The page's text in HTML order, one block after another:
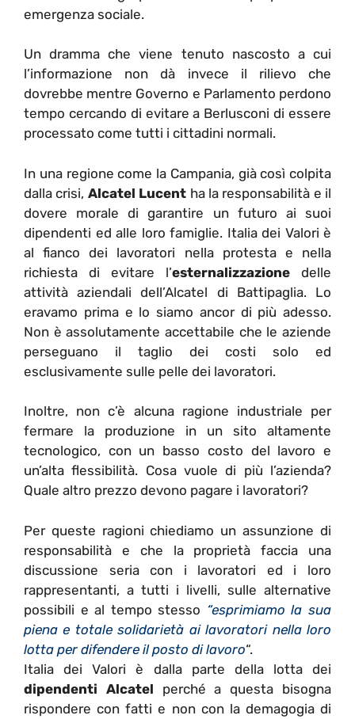
emergenza sociale.
Un dramma che viene tenuto nascosto a cui
l’informazione non dà invece il rilievo che
dovrebbe mentre Governo e Parlamento perdono
tempo cercando di evitare a Berlusconi di essere
processato come tutti i cittadini normali.
In una regione come la Campania, già così colpita
dalla crisi, Alcatel Lucent ha la responsabilità e il
dovere morale di garantire un futuro ai suoi
dipendenti ed alle loro famiglie. Italia dei Valori è
al fianco dei lavoratori nella protesta e nella
richiesta di evitare l’esternalizzazione delle
attività aziendali dell’Alcatel di Battipaglia. Lo
eravamo prima e lo siamo ancor di più adesso.
Non è assolutamente accettabile che le aziende
perseguano il taglio dei costi solo ed
esclusivamente sulle pelle dei lavoratori.
Inoltre, non c’è alcuna ragione industriale per
fermare la produzione in un sito altamente
tecnologico, con un basso costo del lavoro e
un’alta flessibilità. Cosa vuole di più l’azienda?
Quale altro prezzo devono pagare i lavoratori?
Per queste ragioni chiediamo un assunzione di
responsabilità e che la proprietà faccia una
discussione seria con i lavoratori ed i loro
rappresentanti, a tutti i livelli, sulle alternative
possibili e al tempo stesso “esprimiamo la sua
piena e totale solidarietà ai lavoratori nella loro
lotta per difendere il posto di lavoro“.
Italia dei Valori è dalla parte della lotta dei
dipendenti Alcatel perché a questa bisogna
rispondere con fatti e non con la demagogia di